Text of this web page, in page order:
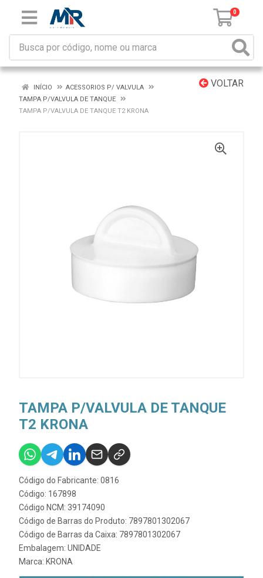
0
VOLTAR
INÍCIO
ACESSORIOS P/ VALVULA
TAMPA P/VALVULA DE TANQUE
TAMPA P/VALVULA DE TANQUE T2 KRONA
TAMPA P/VALVULA DE TANQUE
T2 KRONA
Código do Fabricante: 0816
Código: 167898
Código NCM: 39174090
Código de Barras do Produto: 7897801302067
Código de Barras da Caixa: 7897801302067
Embalagem: UNIDADE
Marca: KRONA